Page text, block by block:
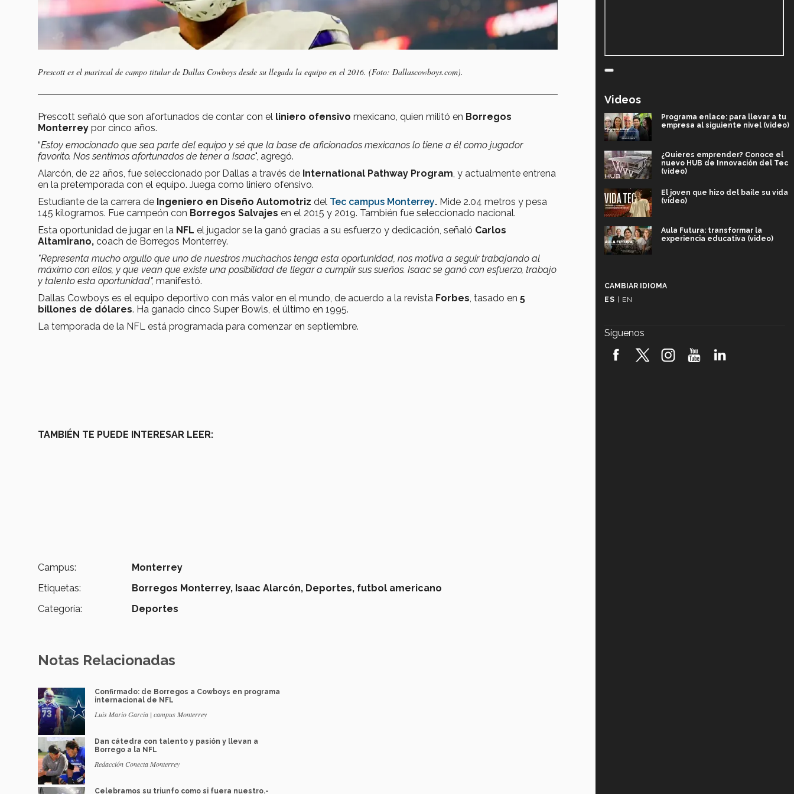
Prescott es el mariscal de campo titular de Dallas Cowboys desde su llegada la equipo en el 2016. (Foto: Dallascowboys.com).
Prescott señaló que son afortunados de contar con el liniero ofensivo mexicano, quien militó en Borregos
Monterrey por cinco años.
“Estoy emocionado que sea parte del equipo y sé que la base de aficionados mexicanos lo tiene a él como jugador
favorito. Nos sentimos afortunados de tener a Isaac", agregó.
Alarcón, de 22 años, fue seleccionado por Dallas a través de International Pathway Program, y actualmente entrena
en la pretemporada con el equipo. Juega como liniero ofensivo.
Estudiante de la carrera de Ingeniero en Diseño Automotriz del Tec campus Monterrey. Mide 2.04 metros y pesa
145 kilogramos. Fue campeón con Borregos Salvajes en el 2015 y 2019. También fue seleccionado nacional.
Esta oportunidad de jugar en la NFL el jugador se la ganó gracias a su esfuerzo y dedicación, señaló Carlos
Altamirano, coach de Borregos Monterrey.
"Representa mucho orgullo que uno de nuestros muchachos tenga esta oportunidad, nos motiva a seguir trabajando al
máximo con ellos, y que vean que existe una posibilidad de llegar a cumplir sus sueños. Isaac se ganó con esfuerzo, trabajo
y talento esta oportunidad", manifestó.
Dallas Cowboys es el equipo deportivo con más valor en el mundo, de acuerdo a la revista Forbes, tasado en 5
billones de dólares. Ha ganado cinco Super Bowls, el último en 1995.
La temporada de la NFL está programada para comenzar en septiembre.
TAMBIÉN TE PUEDE INTERESAR LEER:
Campus:
Monterrey
Etiquetas:
Borregos Monterrey, Isaac Alarcón, Deportes, futbol americano
Categoría:
Deportes
Notas Relacionadas
Confirmado: de Borregos a Cowboys en programa
internacional de NFL
Luis Mario García | campus Monterrey
Dan cátedra con talento y pasión y llevan a
Borrego a la NFL
Redacción Conecta Monterrey
Celebramos su triunfo como si fuera nuestro.-
Videos
Programa enlace: para llevar a tu
empresa al siguiente nivel (video)
¿Quieres emprender? Conoce el
nuevo HUB de Innovación del Tec
(video)
El joven que hizo del baile su vida
(video)
Aula Futura: transformar la
experiencia educativa (video)
robótica FIRST 2026! (video)
CAMBIAR IDIOMA
ES | EN
Síguenos